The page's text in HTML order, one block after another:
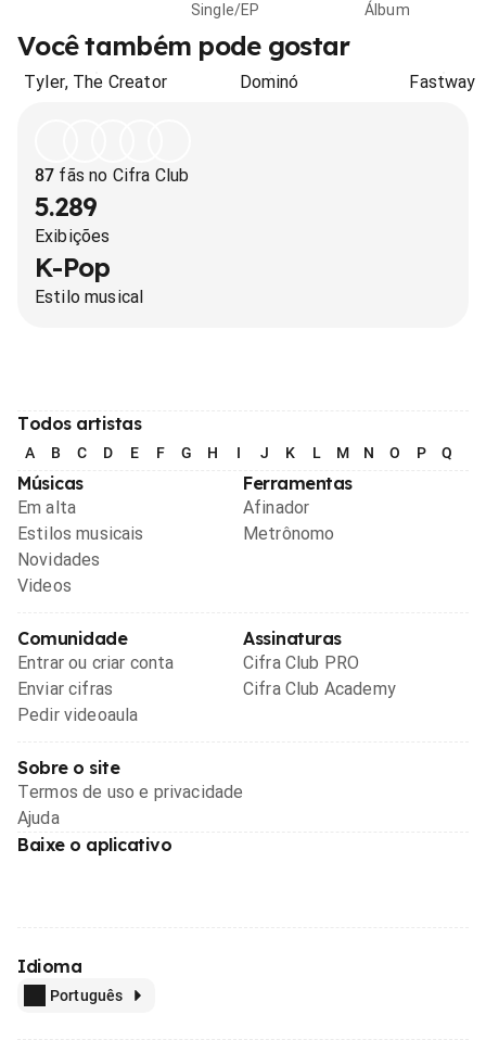
Single/EP
Álbum
Você também pode gostar
Tyler, The Creator Dominó Fastway
87 fãs no Cifra Club
5.289
Exibições
K-Pop
Estilo musical
Todos artistas
A B C D E F G H I J K L M N O P Q
Músicas
Em alta
Estilos musicais
Novidades
Videos
Ferramentas
Afinador
Metrônomo
Comunidade
Entrar ou criar conta
Enviar cifras
Pedir videoaula
Assinaturas
Cifra Club PRO
Cifra Club Academy
Sobre o site
Termos de uso e privacidade
Ajuda
Baixe o aplicativo
Idioma
Português